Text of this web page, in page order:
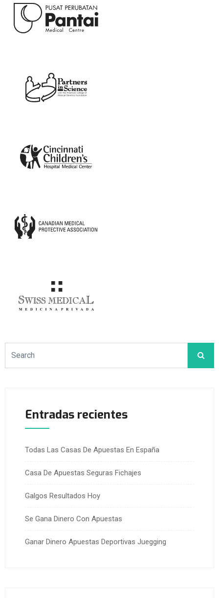
Entradas recientes
Todas Las Casas De Apuestas En España
Casa De Apuestas Seguras Fichajes
Galgos Resultados Hoy
Se Gana Dinero Con Apuestas
Ganar Dinero Apuestas Deportivas Juegging